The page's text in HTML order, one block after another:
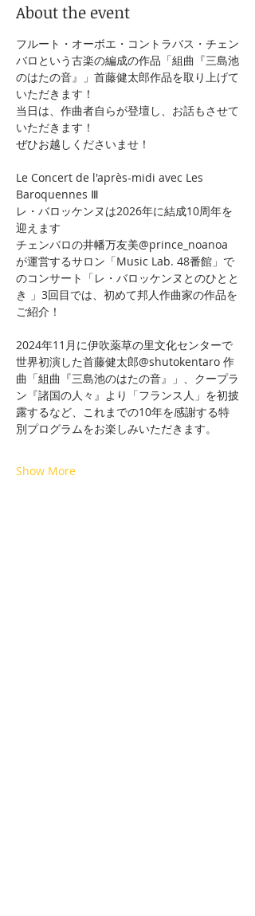
About the event
フルート・オーボエ・コントラバス・チェン
バロという古楽の編成の作品「組曲『三島池
のはたの音』」首藤健太郎作品を取り上げて
いただきます！
当日は、作曲者自らが登壇し、お話もさせて
いただきます！
ぜひお越しくださいませ！
Le Concert de l'après-midi avec Les
Baroquennes Ⅲ
レ・バロッケンヌは2026年に結成10周年を
迎えます
チェンバロの井幡万友美@prince_noanoa
が運営するサロン「Music Lab. 48番館」で
のコンサート「レ・バロッケンヌとのひとと
き 」3回目では、初めて邦人作曲家の作品を
ご紹介！
2024年11月に伊吹薬草の里文化センターで
世界初演した首藤健太郎@shutokentaro 作
曲「組曲『三島池のはたの音』」、クープラ
ン『諸国の人々』より「フランス人」を初披
露するなど、これまでの10年を感謝する特
別プログラムをお楽しみいただきます。
Show More